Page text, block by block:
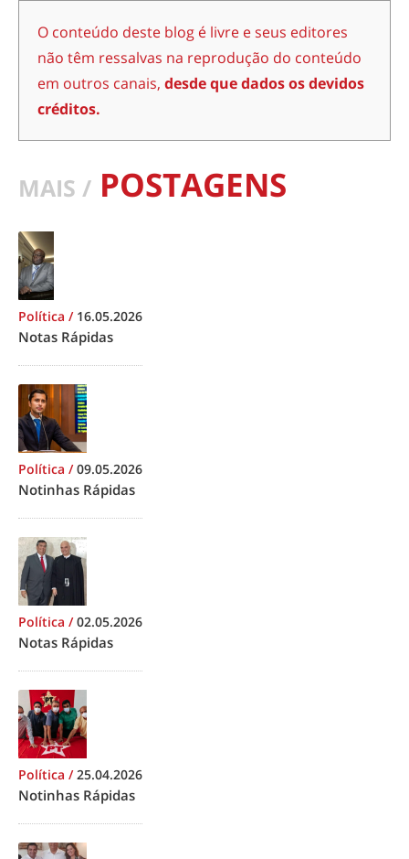
O conteúdo deste blog é livre e seus editores
não têm ressalvas na reprodução do conteúdo
em outros canais, desde que dados os devidos
créditos.
MAIS / POSTAGENS
Política / 16.05.2026
Notas Rápidas
Política /09.05.2026
Notinhas Rápidas
Política /02.05.2026
Notas Rápidas
Política /25.04.2026
Notinhas Rápidas